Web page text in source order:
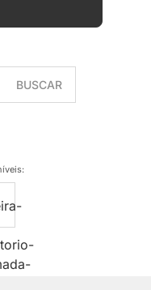
BUSCAR
: